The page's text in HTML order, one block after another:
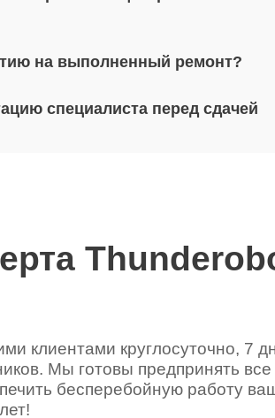
Thunderobot
Ремонт вебкамеры
Установка драйверов
Ремонт видеокарты
на выполненный ремонт?
специалиста перед сдачей
клиентами круглосуточно, 7
Мы готовы предпринять все
бесперебойную работу